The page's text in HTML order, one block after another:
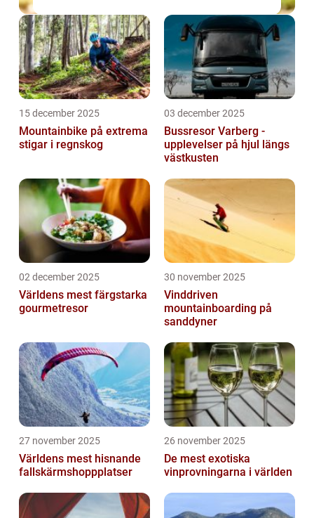
15 december 2025
Mountainbike på extrema
stigar i regnskog
03 december 2025
Bussresor Varberg -
upplevelser på hjul längs
västkusten
02 december 2025
Världens mest färgstarka
gourmetresor
30 november 2025
Vinddriven
mountainboarding på
sanddyner
27 november 2025
Världens mest hisnande
fallskärmshoppplatser
26 november 2025
De mest exotiska
vinprovningarna i världen